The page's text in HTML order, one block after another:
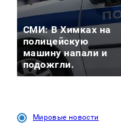
СМИ: В Химках на
полицейскую
машину напали и
подожгли.
Мировые новости